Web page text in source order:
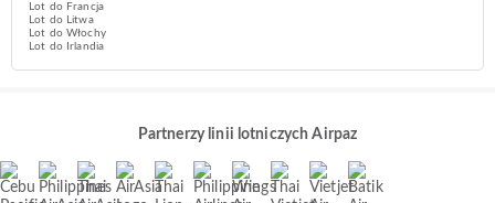
Lot do Francja
Lot do Litwa
Lot do Włochy
Lot do Irlandia
Partnerzy linii lotniczych Airpaz